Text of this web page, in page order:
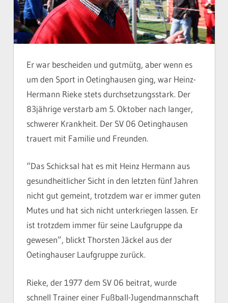
Er war bescheiden und gutmütg, aber wenn es
um den Sport in Oetinghausen ging, war Heinz-
Hermann Rieke stets durchsetzungsstark. Der
83jährige verstarb am 5. Oktober nach langer,
schwerer Krankheit. Der SV 06 Oetinghausen
trauert mit Familie und Freunden.
“Das Schicksal hat es mit Heinz Hermann aus
gesundheitlicher Sicht in den letzten fünf Jahren
nicht gut gemeint, trotzdem war er immer guten
Mutes und hat sich nicht unterkriegen lassen. Er
ist trotzdem immer für seine Laufgruppe da
gewesen”, blickt Thorsten Jäckel aus der
Oetinghauser Laufgruppe zurück.
Rieke, der 1977 dem SV 06 beitrat, wurde
schnell Trainer einer Fußball-Jugendmannschaft